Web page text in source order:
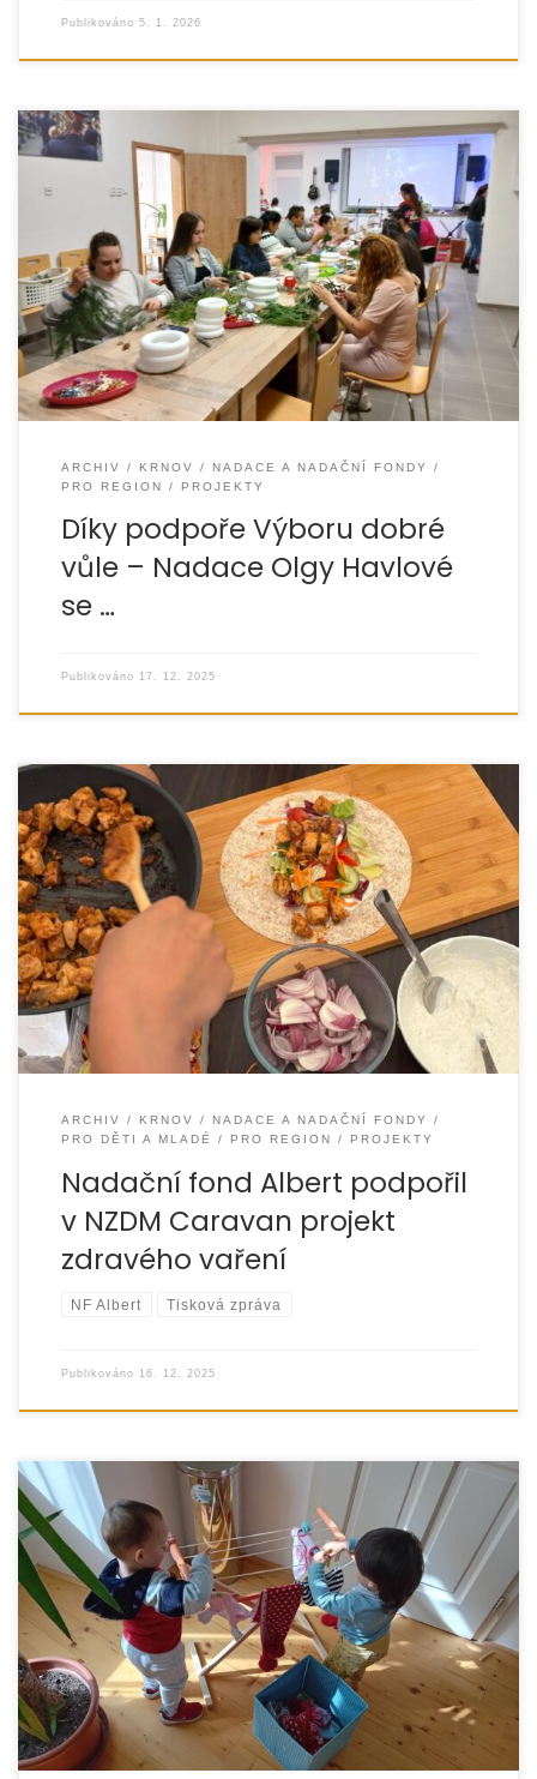
Publikováno 5. 1. 2026
Výbor dobré vůle – Nadace Olgy Havlové podpořil
částkou 12 000 Kč projekt „Místo, kde žijeme 2025“, který
v roce 2025 realizovala organizace
ARCHIV KRNOV
NADACE A NADAČNÍ FONDY
PRO REGION
PROJEKTY
Díky podpoře Výboru dobré
vůle – Nadace Olgy Havlové
se …
Publikováno 17. 12. 2025
Nízkoprahové zařízení pro děti a mládež Caravan
úspěšně realizovalo projekt zaměřený na rozvoj zdravého
životního stylu a praktických dovedností v kuchyni. Díky
finanční
ARCHIV KRNOV
NADACE A NADAČNÍ FONDY
PRO DĚTI A MLADÉ
PRO REGION PROJEKTY
Nadační fond Albert podpořil
v NZDM Caravan projekt
zdravého vaření
NF Albert Tisková zpráva
Publikováno 16. 12. 2025
Organizace EUROTOPIA.CZ, o.p.s. úspěšně uzavřela další
rok realizace projektu „Podpora k trvalé změně 2024+“,
který finančně podpořila Nadace Albatros. Ten se